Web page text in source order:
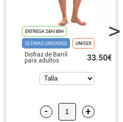
ENTREGA 24H/48H
ÚLTIMAS UNIDADES
UNISEX
Disfraz de Barril
para adultos 33.50€
- +